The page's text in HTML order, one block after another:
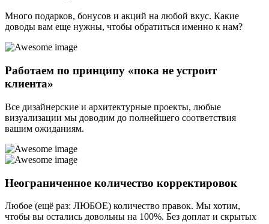
Много подарков, бонусов и акций на любой вкус. Какие
доводы вам еще нужны, чтобы обратиться именно к нам?
Работаем по принципу «пока не устроит
клиента»
Все дизайнерские и архитектурные проекты, любые
визуализации мы доводим до полнейшего соответствия
вашим ожиданиям.
Неограниченное количество корректировок
Любое (ещё раз: ЛЮБОЕ) количество правок. Мы хотим,
чтобы вы остались довольны на 100%. Без доплат и скрытых